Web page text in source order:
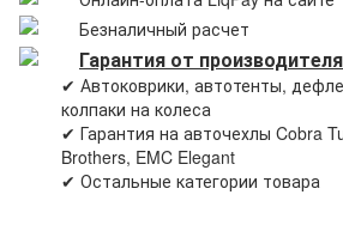
Безналичный расчет
Гарантия от
✔ Автоковрики, автотенты,
колпаки на колеса
✔ Гарантия на авточехлы Cobra
Brothers, EMC Elegant
✔ Остальные категории товара